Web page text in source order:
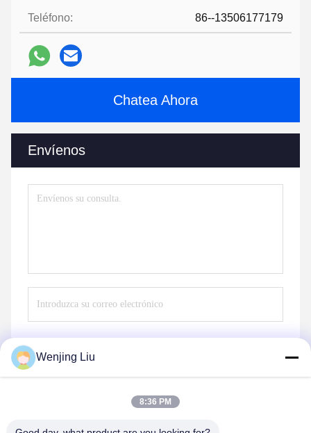
Teléfono: 86--13506177179
Chatea Ahora
Envíenos
Wenjing Liu
8:36 PM